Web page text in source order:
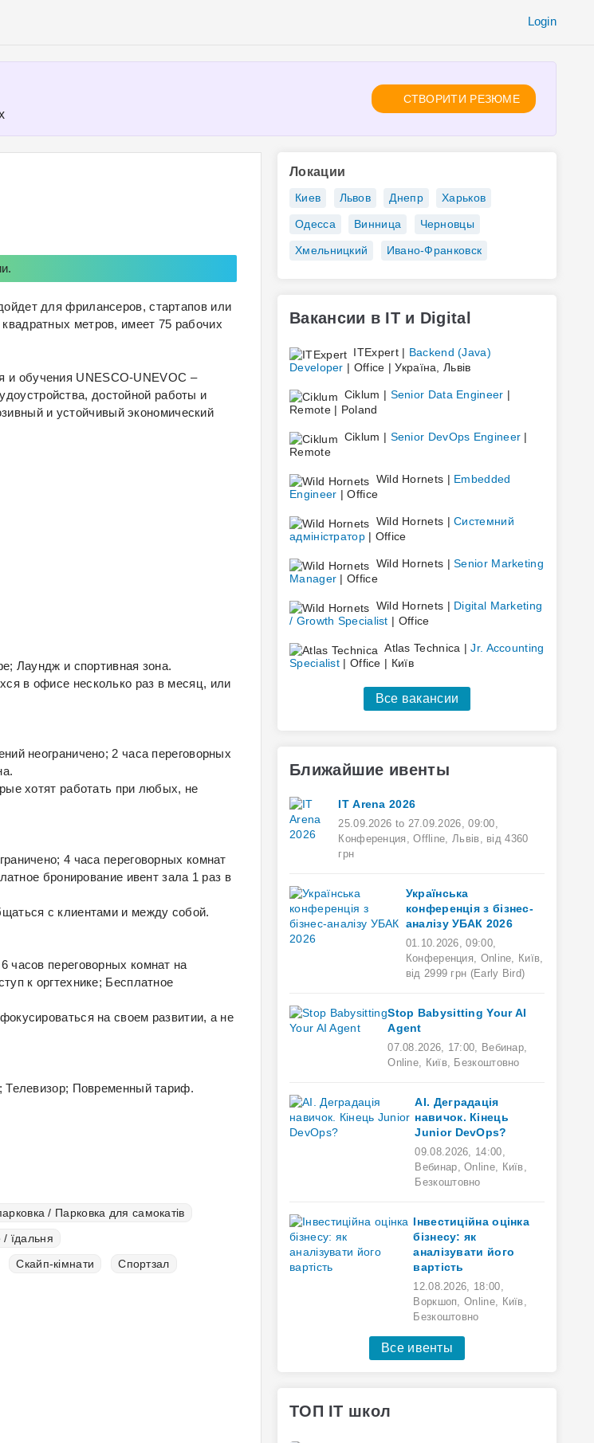
Login
СТВОРИТИ РЕЗЮМЕ
для фрилансеров, стартапов или
метров, имеет 75 рабочих
и обучения UNESCO-UNEVOC –
достойной работы и
и устойчивый экономический
Лаундж и спортивная зона.
в офисе несколько раз в месяц, или
неограничено; 2 часа переговорных
хотят работать при любых, не
4 часа переговорных комнат
бронирование ивент зала 1 раз в
с клиентами и между собой.
часов переговорных комнат на
к оргтехнике; Бесплатное
на своем развитии, а не
Телевизор; Повременный тариф.
/ Парковка для самокатів
їдальня
Скайп-кімнати
Спортзал
Локации
Киев Львов Днепр Харьков
Одесса Винница Черновцы
Хмельницкий Ивано-Франковск
Вакансии в IT и Digital
ITExpert | Backend (Java)
Developer | Office | Україна, Львів
Ciklum | Senior Data Engineer |
Remote | Poland
Ciklum | Senior DevOps Engineer |
Remote
Wild Hornets | Embedded
Engineer | Office
Wild Hornets |Системний
адміністратор| Office
Wild Hornets |Senior Marketing
Manager | Office
Wild Hornets | Digital Marketing
/ Growth Specialist | Office
Atlas Technica |Jr. Accounting
Specialist | Office | Київ
Все вакансии
Ближайшие ивенты
ІТ Arena 2026
25.09.2026 to 27.09.2026, 09:00,
Конференция, Offline, Львів, від 4360
грн
Українська
конференція з бізнес-
аналізу УБАК 2026
01.10.2026, 09:00,
Конференция, Online, Київ,
від 2999 грн (Early Bird)
Stop Babysitting Your AI
Agent
07.08.2026, 17:00, Вебинар,
Online, Київ, Безкоштовно
AI. Деградація
навичок. Кінець
Junior DevOps?
09.08.2026, 14:00,
Вебинар, Online, Київ,
Безкоштовно
Інвестиційна оцінка
бізнесу: як
аналізувати його
вартість
12.08.2026, 18:00,
Воркшоп, Online, Київ,
Безкоштовно
Все ивенты
ТОП IT школ